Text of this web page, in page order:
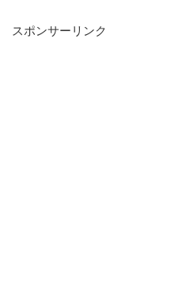
スポンサーリンク